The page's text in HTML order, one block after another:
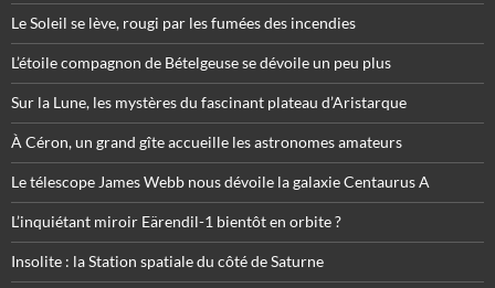
Le Soleil se lève, rougi par les fumées des incendies
L’étoile compagnon de Bételgeuse se dévoile un peu plus
Sur la Lune, les mystères du fascinant plateau d’Aristarque
À Céron, un grand gîte accueille les astronomes amateurs
Le télescope James Webb nous dévoile la galaxie Centaurus A
L’inquiétant miroir Eärendil-1 bientôt en orbite ?
Insolite : la Station spatiale du côté de Saturne